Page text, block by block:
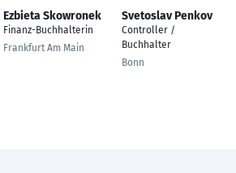
Ezbieta Skowronek
Finanz-Buchhalterin
Frankfurt Am Main
Svetoslav Penkov
Controller /
Buchhalter
Bonn